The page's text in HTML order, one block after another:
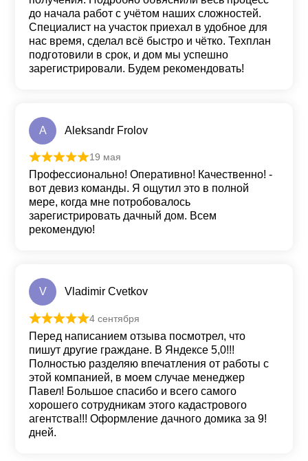
до начала работ с учётом наших сложностей.
Специалист на участок приехал в удобное для
нас время, сделал всё быстро и чётко. Техплан
подготовили в срок, и дом мы успешно
зарегистрировали. Будем рекомендовать!
A Aleksandr Frolov
Оценка
19 мая
Профессионально! Оперативно! Качественно! -
вот девиз команды. Я ощутил это в полной
мере, когда мне потробовалось
зарегистрировать дачный дом. Всем
рекомендую!
V Vladimir Cvetkov
Оценка 5из 5
4 сентября
Перед написанием отзыва посмотрел, что
пишут другие граждане. В Яндексе 5,0!!!
Полностью разделяю впечатления от работы с
этой компанией, в моем случае менеджер
Павел! Большое спасибо и всего самого
хорошего сотрудникам этого кадастрового
агентства!!! Оформление дачного домика за 9!
дней.